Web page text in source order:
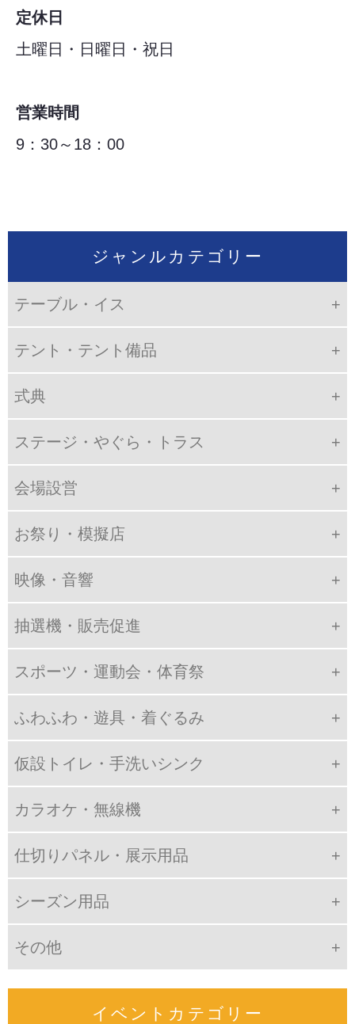
ジャンルカテゴリー
テーブル・イス
テント・テント備品
式典
ステージ・やぐら・トラス
会場設営
お祭り・模擬店
映像・音響
抽選機・販売促進
スポーツ・運動会・体育祭
ふわふわ・遊具・着ぐるみ
仮設トイレ・手洗いシンク
カラオケ・無線機
仕切りパネル・展示用品
シーズン用品
その他
イベントカテゴリー
定休日
土曜日・日曜日・祝日
営業時間
9：30～18：00